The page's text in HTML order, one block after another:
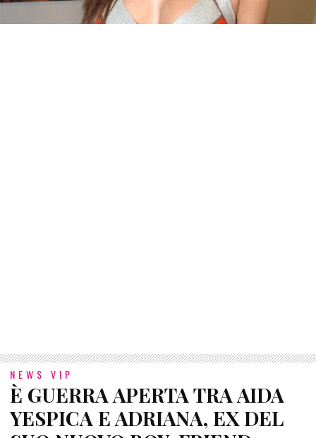
NEWS VIP
È GUERRA APERTA TRA AIDA
YESPICA E ADRIANA, EX DEL